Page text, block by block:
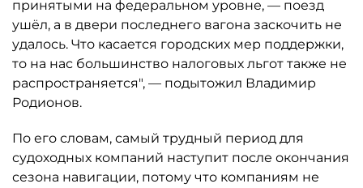
принятыми на федеральном уровне, — поезд
ушёл, а в двери последнего вагона заскочить не
удалось. Что касается городских мер поддержки,
то на нас большинство налоговых льгот также не
распространяется", — подытожил Владимир
Родионов.
По его словам, самый трудный период для
судоходных компаний наступит после окончания
сезона навигации, потому что компаниям не